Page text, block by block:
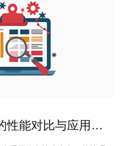
性能对比与应用场